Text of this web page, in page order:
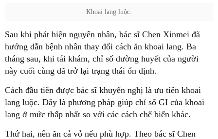
Khoai lang luộc.
Sau khi phát hiện nguyên nhân, bác sĩ Chen Xinmei đã
hướng dẫn bệnh nhân thay đổi cách ăn khoai lang. Ba
tháng sau, khi tái khám, chỉ số đường huyết của người
này cuối cùng đã trở lại trạng thái ổn định.
Cách đầu tiên được bác sĩ khuyến nghị là ưu tiên khoai
lang luộc. Đây là phương pháp giúp chỉ số GI của khoai
lang ở mức thấp nhất so với các cách chế biến khác.
Thứ hai, nên ăn cả vỏ nếu phù hợp. Theo bác sĩ Chen